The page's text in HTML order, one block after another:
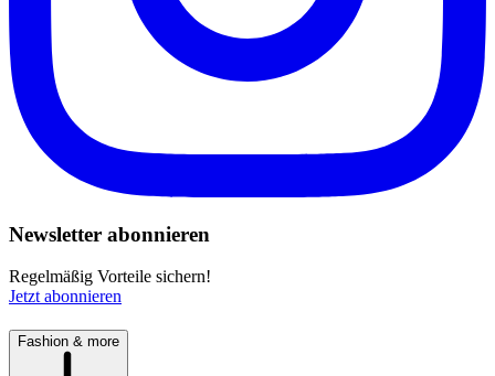
Newsletter abonnieren
Regelmäßig Vorteile sichern!
Jetzt abonnieren
Fashion & more